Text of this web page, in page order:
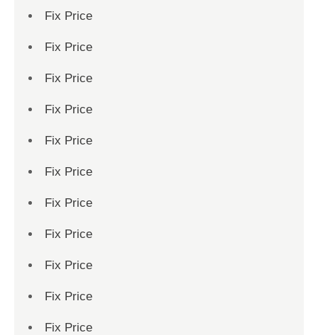
Fix Price
Fix Price
Fix Price
Fix Price
Fix Price
Fix Price
Fix Price
Fix Price
Fix Price
Fix Price
Fix Price